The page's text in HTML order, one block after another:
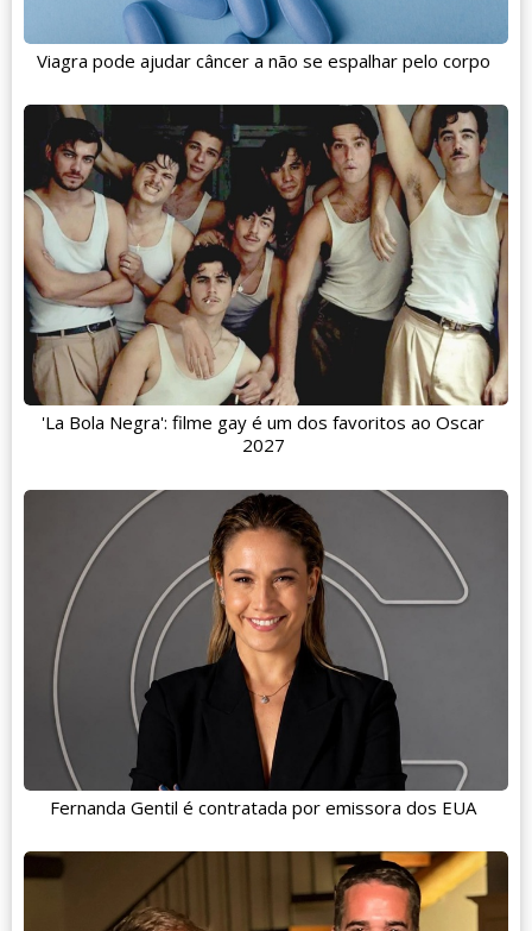
Viagra pode ajudar câncer a não se espalhar pelo corpo
'La Bola Negra': filme gay é um dos favoritos ao Oscar
2027
Fernanda Gentil é contratada por emissora dos EUA